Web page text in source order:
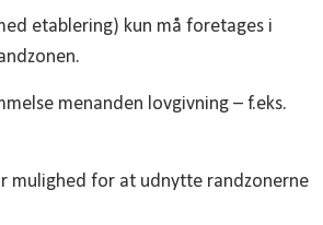
etablering) kun må foretages i
menanden lovgivning – f.eks.
mulighed for at udnytte randzonerne